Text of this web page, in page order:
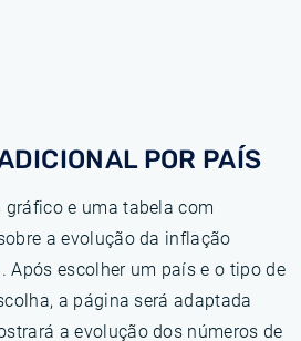
POR PAÍS
e uma tabela com
a evolução da inflação
Após escolher um país e o tipo de
a página será adaptada
a evolução dos números de